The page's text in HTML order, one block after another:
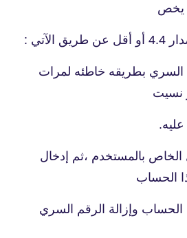
يخص
:
السري بطريقه خاطئه لمرات
نسيت
بالمستخدم ،ثم إدخال
الحساب
الحساب وإزالة الرقم السري